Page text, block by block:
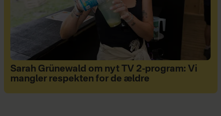
Sarah Grünewald om nyt TV 2-program: Vi
mangler respekten for de ældre